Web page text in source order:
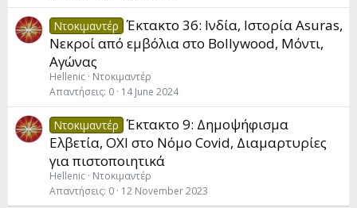
Ντοκιμαντέρ Έκτακτο 36: Ινδία, Ιστορία Asuras,
Νεκροί από εμβόλια στο Bollywood, Mόντι,
Αγώνας
Hellenic Ντοκιμαντέρ
Απαντήσεις 0 14 June 2024
Ντοκιμαντέρ Έκτακτο 9: Δημοψήφισμα
Ελβετία, ΟΧΙ στο Νόμο Covid, Διαμαρτυρίες
για πιστοποιητικά
Hellenic Ντοκιμαντέρ
Απαντήσεις 0 12 November 2023